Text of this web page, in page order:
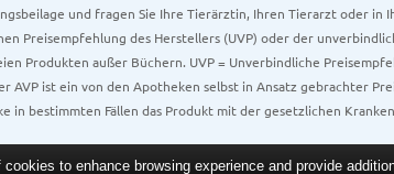
und fragen Sie Ihre Tierärztin, Ihren Tierarzt oder
Preisempfehlung des Herstellers (UVP) oder der
Produkten außer Büchern. UVP = Unverbindliche
AVP ist ein von den Apotheken selbst in Ansatz gebrachter
in bestimmten Fällen das Produkt mit der gesetzlichen
to enhance browsing experience and provide